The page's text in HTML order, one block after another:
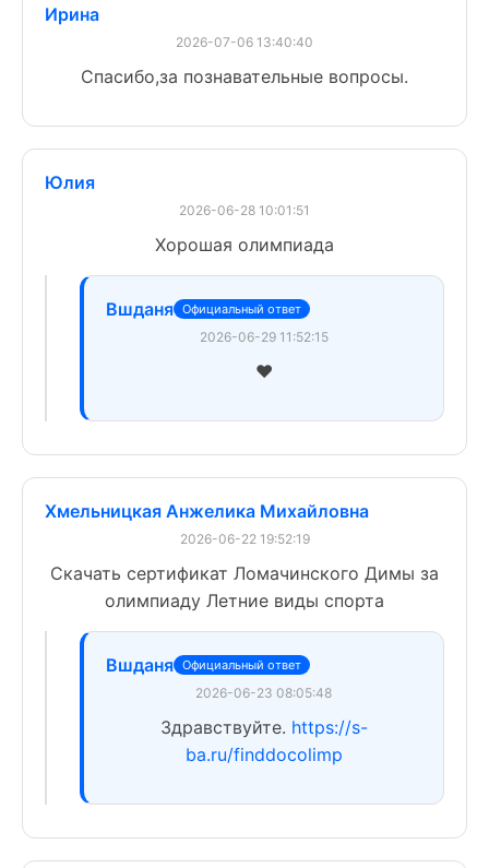
Ирина
2026-07-06 13:40:40
Спасибо,за познавательные вопросы.
Юлия
2026-06-28 10:01:51
Хорошая олимпиада
Вшданя Официальный ответ
2026-06-29 11:52:15
❤️
Хмельницкая Анжелика Михайловна
2026-06-22 19:52:19
Скачать сертификат Ломачинского Димы за
олимпиаду Летние виды спорта
Вшданя Официальный ответ
2026-06-23 08:05:48
Здравствуйте. https://s-
ba.ru/finddocolimp